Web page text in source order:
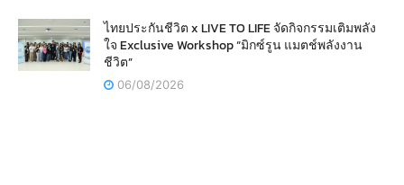
ไทยประกันชีวิต x LIVE TO LIFE จัดกิจกรรมเติมพลัง
ใจ Exclusive Workshop “มิกซ์รูน แมตช์พลังงาน
ชีวิต”
06/08/2026